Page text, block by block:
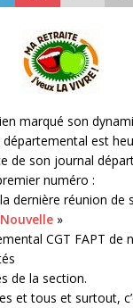
marqué son
est
de son journal
numéro :
dernière réunion de
»
CGT FAPT de
de la section.
et tous et surtout,